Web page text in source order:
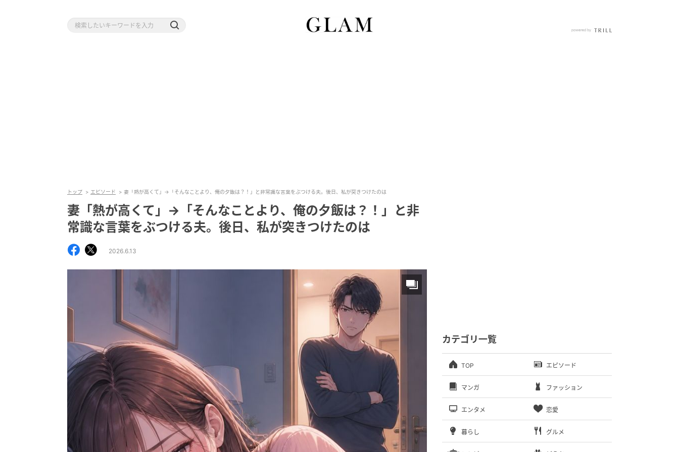
トップ エピソード 妻「熱が高くて」→「そんなことより、俺の夕飯は？！」と非常識な言葉をぶつける夫。後日、私が突きつけたのは
妻「熱が高くて」→「そんなことより、俺の夕飯は？！」と非
常識な言葉をぶつける夫。後日、私が突きつけたのは
2026.6.13
カテゴリ一覧
TOP エピソード
マンガ ファッション
エンタメ 恋愛
暮らし グルメ